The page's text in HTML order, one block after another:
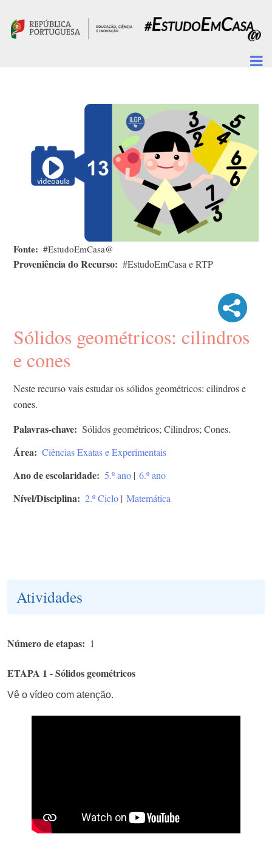
Fonte #EstudoEmCasa@
Proveniência do Recurso #EstudoEmCasa e RTP
Sólidos geométricos: cilindros
e cones
Neste recurso vais estudar os sólidos geométricos: cilindros e
cones.
Palavras-chave Sólidos geométricos; Cilindros; Cones.
Área Ciências Exatas e Experimentais
Ano de escolaridade 5.º ano | 6.º ano
Nível/Disciplina 2.º Ciclo | Matemática
Atividades
Número de etapas 1
ETAPA 1 - Sólidos geométricos
Vê o vídeo com atenção.